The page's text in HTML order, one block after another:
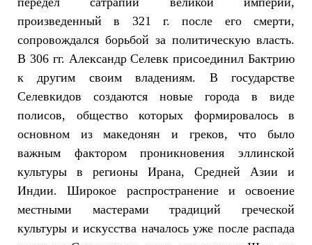
произведенный в 321 г. после его смерти,
сопровождался борьбой за политическую власть.
В 306 гг. Александр Селевк присоединил Бактрию
к другим своим владениям. В государстве
Селевкидов создаются новые города в виде
полисов, общество которых формировалось в
основном из македонян и греков, что было
важным фактором проникновения эллинской
культуры в регионы Ирана, Средней Азии и
Индии. Широкое распространение и освоение
местными мастерами традиций греческой
культуры и искусства началось уже после распада